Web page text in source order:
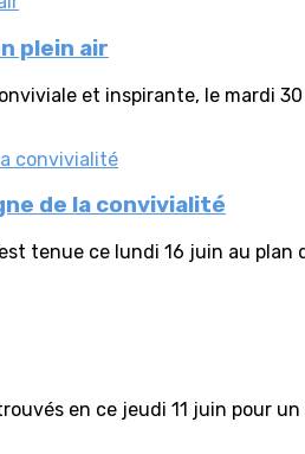
plein air
et inspirante, le mardi 30
de la convivialité
tenue ce lundi 16 juin au plan
en ce jeudi 11 juin pour